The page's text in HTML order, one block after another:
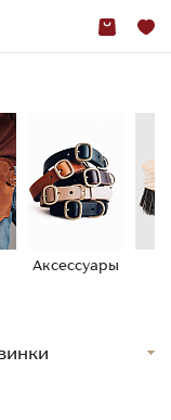
Аксессуары